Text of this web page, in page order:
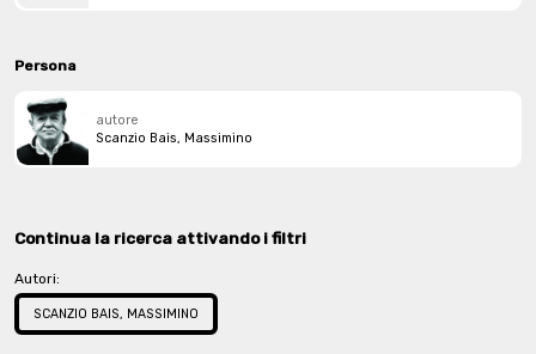
Persona
autore
Scanzio Bais, Massimino
Continua la ricerca attivando i filtri
Autori:
SCANZIO BAIS, MASSIMINO